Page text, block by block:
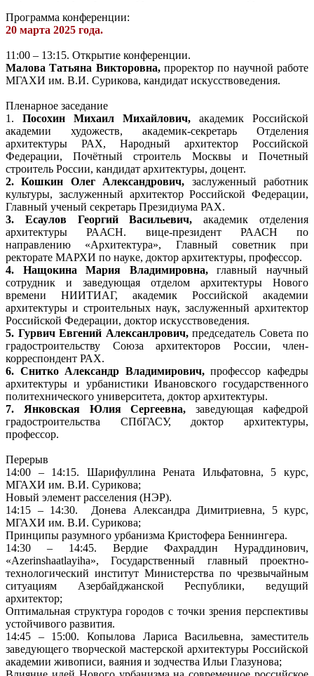
Программа конференции:
20 марта 2025 года.
11:00 – 13:15. Открытие конференции.
Малова Татьяна Викторовна,проректор по научной работе
МГАХИ им. В.И. Сурикова, кандидат искусствоведения.
Пленарное заседание
1. Посохин Михаил Михайлович, академик Российской
академии художеств, академик-секретарь Отделения
архитектуры РАХ, Народный архитектор Российской
Федерации, Почётный строитель Москвы и Почетный
строитель России, кандидат архитектуры, доцент.
2. Кошкин Олег Александрович, заслуженный работник
культуры, заслуженный архитектор Российской Федерации,
Главный ученый секретарь Президиума РАХ.
3. Есаулов Георгий Васильевич,академик отделения
архитектуры РААСН. вице-президент РААСН по
направлению «Архитектура», Главный советник при
ректорате МАРХИ по науке, доктор архитектуры, профессор.
4. Нащокина Мария Владимировна,главный научный
сотрудник и заведующая отделом архитектуры Нового
времени НИИТИАГ, академик Российской академии
архитектуры и строительных наук, заслуженный архитектор
Российской Федерации, доктор искусствоведения.
5. Гурвич Евгений Алексанлрович,председатель Совета по
градостроительству Союза архитекторов России, член-
корреспондент РАХ.
6. Снитко Александр Владимирович,профессор кафедры
архитектуры и урбанистики Ивановского государственного
политехнического университета, доктор архитектуры.
7. Янковская Юлия Сергеевна, заведующая кафедрой
градостроительства СПбГАСУ, доктор архитектуры,
профессор.
Перерыв
14:00 – 14:15. Шарифуллина Рената Ильфатовна, 5 курс,
МГАХИ им. В.И. Сурикова;
Новый элемент расселения (НЭР).
14:15 – 14:30. Донева Александра Димитриевна, 5 курс,
МГАХИ им. В.И. Сурикова;
Принципы разумного урбанизма Кристофера Беннингера.
14:30 – 14:45. Вердие Фахраддин Нураддинович,
«Аzerinshaatlayiha», Государственный главный проектно-
технологический институт Министерства по чрезвычайным
ситуациям Азербайджанской Республики, ведущий
архитектор;
Оптимальная структура городов с точки зрения перспективы
устойчивого развития.
14:45 – 15:00. Копылова Лариса Васильевна, заместитель
заведующего творческой мастерской архитектуры Российской
академии живописи, ваяния и зодчества Ильи Глазунова;